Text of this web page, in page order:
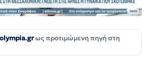
olympia.grως προτιμώμενη πηγή στη